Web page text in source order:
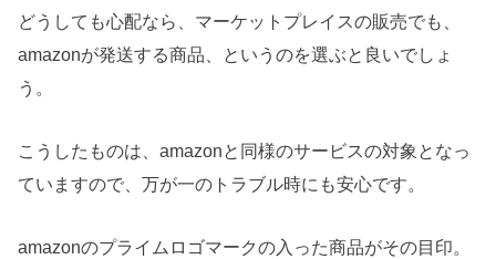
どうしても心配なら、マーケットプレイスの販売でも、
amazonが発送する商品、というのを選ぶと良いでしょ
う。
こうしたものは、amazonと同様のサービスの対象となっ
ていますので、万が一のトラブル時にも安心です。
amazonのプライムロゴマークの入った商品がその目印。